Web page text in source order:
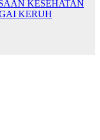
KESEHATAN
KERUH